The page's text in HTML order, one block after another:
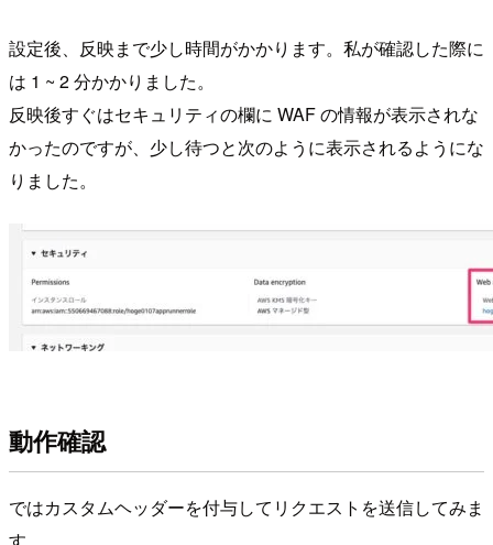
設定後、反映まで少し時間がかかります。私が確認した際に
は 1 ~ 2 分かかりました。
反映後すぐはセキュリティの欄に WAF の情報が表示されな
かったのですが、少し待つと次のように表示されるようにな
りました。
動作確認
ではカスタムヘッダーを付与してリクエストを送信してみま